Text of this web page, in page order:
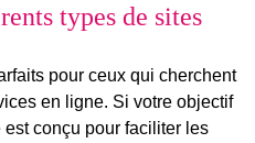
types de sites
pour ceux qui cherchent
en ligne. Si votre objectif
conçu pour faciliter les